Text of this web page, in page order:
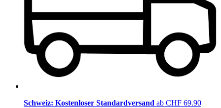
Schweiz: Kostenloser Standardversand ab CHF 69.90